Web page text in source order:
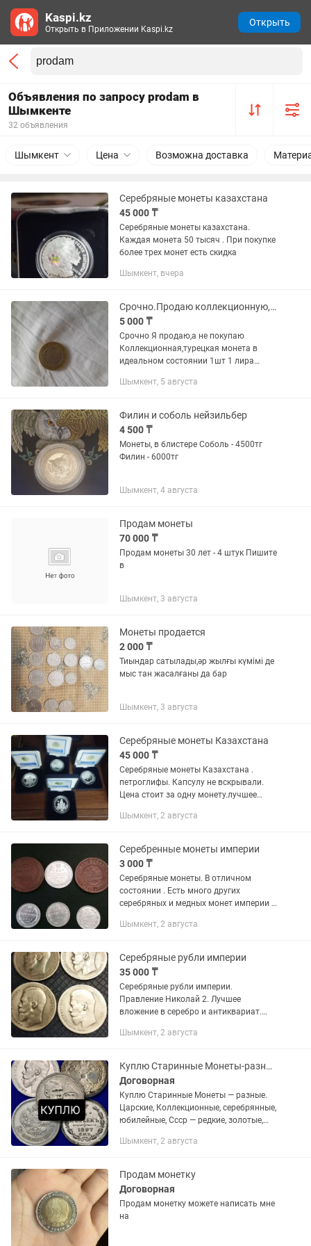
Объявления по запросу prodam в
Шымкенте
32 объявления
Шымкент Цена Возможна доставка
Серебряные монеты казахстана
45 000 ₸
Серебряные монеты казахстана.
Каждая монета 50 тысяч . При покупке
более трех монет есть скидка
Шымкент, вчера
Срочно.Продаю коллекционную, турецкую монету,1 лира,1шт
5 000 ₸
Срочно Я продаю,а не покупаю
Коллекционная,турецкая монета в
идеальном состоянии 1шт 1 лира
оздоровляющий массаж, 40 мин-
Шымкент, 5 августа
Филин и соболь нейзильбер
4 500 ₸
Монеты, в блистере Соболь - 4500тг
Филин - 6000тг
Шымкент, 4 августа
Продам монеты
70 000 ₸
Продам монеты 30 лет - 4 штук Пишите
в
Шымкент, 3 августа
Монеты продается
2 000 ₸
Тиындар сатылады,әр жылғы күмімі де
мыс тан жасалғаны да бар
Шымкент, 3 августа
Серебряные монеты Казахстана
45 000 ₸
Серебряные монеты Казахстана .
петроглифы. Капсулу не вскрывали.
Цена стоит за одну монету.лучшее
Шымкент, 2 августа
Серебренные монеты империи
3 000 ₸
Серебряные монеты. В отличном
состоянии . Есть много других
серебряных и медных монет империи и
монету
Шымкент, 2 августа
Серебряные рубли империи
35 000 ₸
Серебряные рубли империи.
Правление Николай 2. Лучшее
вложение в серебро и антиквариат.
цена серебро больше 100 долларов за
Шымкент, 2 августа
Куплю Старинные Монеты-разные
Договорная
Куплю Старинные Монеты — разные.
Царские, Коллекционные, серебрянные,
юбилейные, Ссср — редкие, золотые,
Шымкент, 2 августа
Продам монетку
Договорная
Продам монетку можете написать мне
на
Kaspi.kz
Открыть в Приложении Kaspi.kz
Открыть